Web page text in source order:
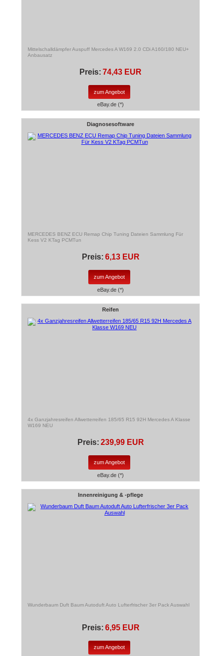
Mittelschalldämpfer Auspuff Mercedes A W169 2.0 CDi A160/180 NEU+
Anbausatz
Preis: 74,43 EUR
zum Angebot
eBay.de (*)
Diagnosesoftware
MERCEDES BENZ ECU Remap Chip Tuning Dateien Sammlung Für
Kess V2 KTag PCMTun
Preis: 6,13 EUR
zum Angebot
eBay.de (*)
Reifen
4x Ganzjahresreifen Allwetterreifen 185/65 R15 92H Mercedes A Klasse
W169 NEU
Preis: 239,99 EUR
zum Angebot
eBay.de (*)
Innenreinigung & -pflege
Wunderbaum Duft Baum Autoduft Auto Lufterfrischer 3er Pack Auswahl
Preis: 6,95 EUR
zum Angebot